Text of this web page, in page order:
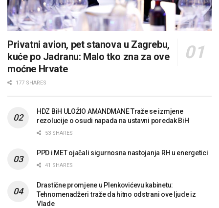
Privatni avion, pet stanova u Zagrebu,
kuće po Jadranu: Malo tko zna za ove
moćne Hrvate
177 SHARES
HDZ BiH ULOŽIO AMANDMANE Traže se izmjene
rezolucije o osudi napada na ustavni poredak BiH
53 SHARES
PPD i MET ojačali sigurnosna nastojanja RH u energetici
41 SHARES
Drastične promjene u Plenkovićevu kabinetu:
Tehnomenadžeri traže da hitno odstrani ove ljude iz
Vlade